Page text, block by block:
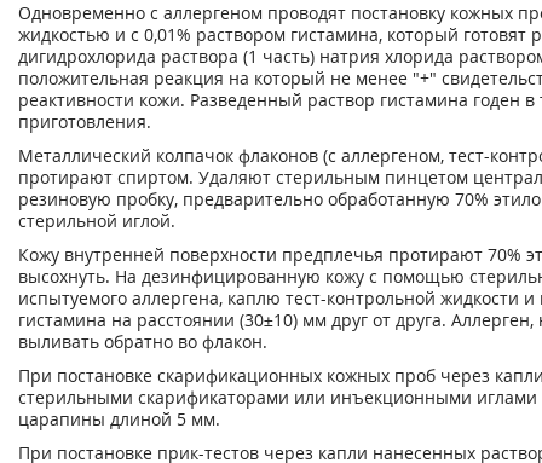
Одновременно с аллергеном проводят постановку кожных
жидкостью и с 0,01% раствором гистамина, который готовят
дигидрохлорида раствора (1 часть) натрия хлорида
положительная реакция на который не менее "+"
реактивности кожи. Разведенный раствор гистамина годен
приготовления.
Металлический колпачок флаконов (с аллергеном, тест-
протирают спиртом. Удаляют стерильным пинцетом
резиновую пробку, предварительно обработанную 70%
стерильной иглой.
Кожу внутренней поверхности предплечья протирают 70%
высохнуть. На дезинфицированную кожу с помощью
испытуемого аллергена, каплю тест-контрольной жидкости
гистамина на расстоянии (30±10) мм друг от друга.
выливать обратно во флакон.
При постановке скарификационных кожных проб через
стерильными скарификаторами или инъекционными иглами
царапины длиной 5 мм.
При постановке прик-тестов через капли нанесенных